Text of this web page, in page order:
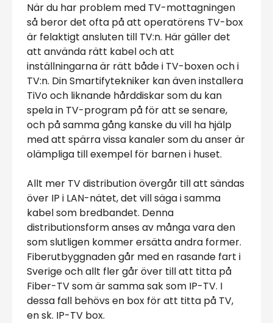
När du har problem med TV-mottagningen
så beror det ofta på att operatörens TV-box
är felaktigt ansluten till TV:n. Här gäller det
att använda rätt kabel och att
inställningarna är rätt både i TV-boxen och i
TV:n. Din Smartifytekniker kan även installera
TiVo och liknande hårddiskar som du kan
spela in TV-program på för att se senare,
och på samma gång kanske du vill ha hjälp
med att spärra vissa kanaler som du anser är
olämpliga till exempel för barnen i huset.
Allt mer TV distribution övergår till att sändas
över IP i LAN-nätet, det vill säga i samma
kabel som bredbandet. Denna
distributionsform anses av många vara den
som slutligen kommer ersätta andra former.
Fiberutbyggnaden går med en rasande fart i
Sverige och allt fler går över till att titta på
Fiber-TV som är samma sak som IP-TV. I
dessa fall behövs en box för att titta på TV,
en sk. IP-TV box.